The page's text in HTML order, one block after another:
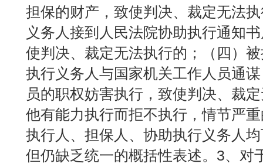
担保的财产，致使判决、裁定无法
义务人接到人民法院协助执行通知
使判决、裁定无法执行的；（四）
执行义务人与国家机关工作人员通
员的职权妨害执行，致使判决、裁
他有能力执行而拒不执行，情节严
执行人、担保人、协助执行义务人
但仍缺乏统一的概括性表述。3、对